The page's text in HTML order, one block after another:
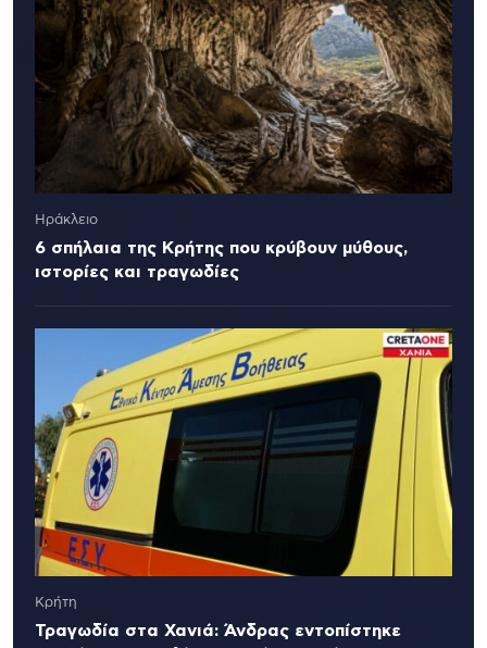
Ηράκλειο
6 σπήλαια της Κρήτης που κρύβουν μύθους,
ιστορίες και τραγωδίες
Κρήτη
Τραγωδία στα Χανιά: Άνδρας εντοπίστηκε